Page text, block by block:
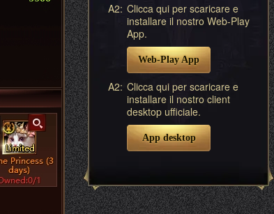
A2: Clicca qui per scaricare e
installare il nostro Web-Play
App.
Web-Play App
A2: Clicca qui per scaricare e
installare il nostro client
desktop ufficiale.
App desktop